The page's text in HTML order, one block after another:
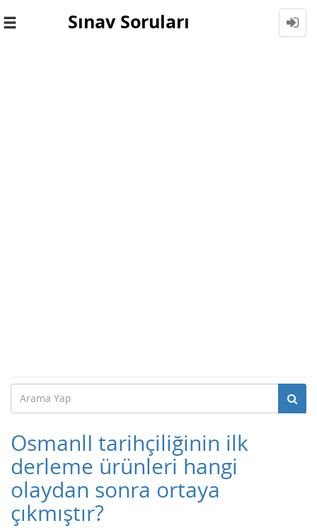
Toggle
Sınav Soruları
OsmanlI tarihçiliğinin ilk
derleme ürünleri hangi
olaydan sonra ortaya
çıkmıştır?